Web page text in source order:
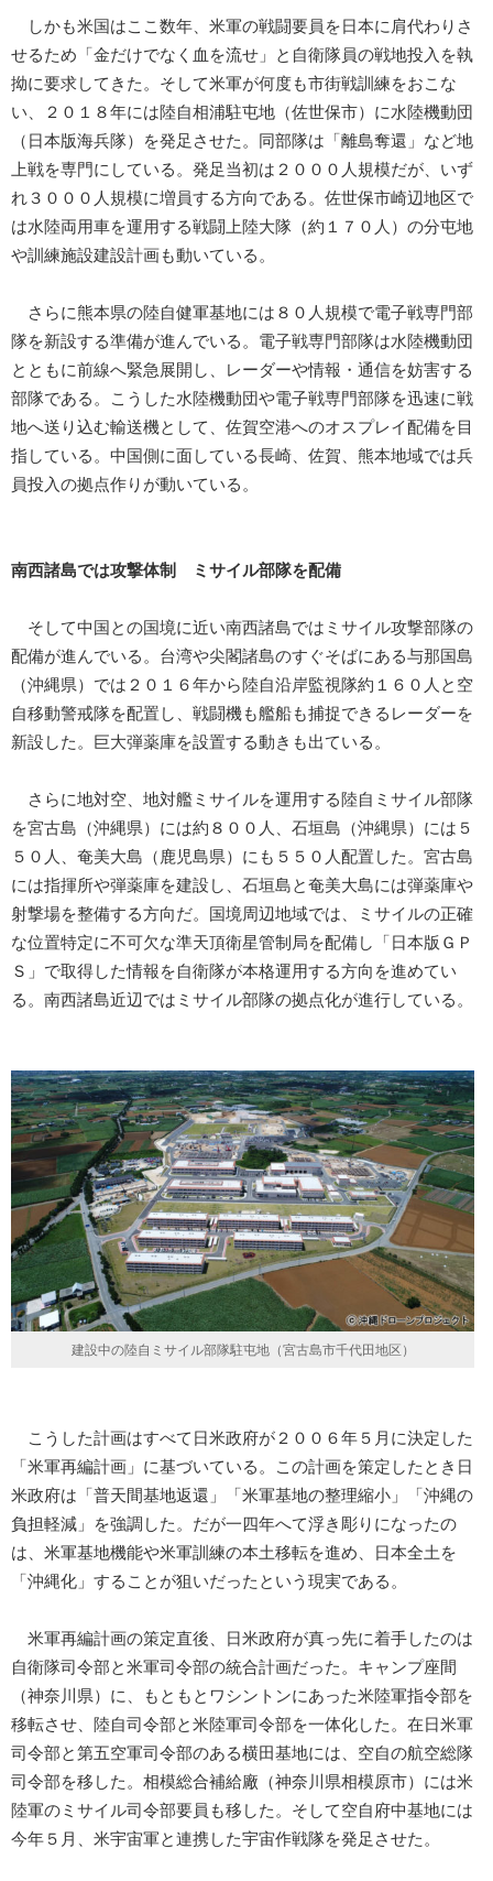
しかも米国はここ数年、米軍の戦闘要員を日本に肩代わりさ
せるため「金だけでなく血を流せ」と自衛隊員の戦地投入を執
拗に要求してきた。そして米軍が何度も市街戦訓練をおこな
い、２０１８年には陸自相浦駐屯地（佐世保市）に水陸機動団
（日本版海兵隊）を発足させた。同部隊は「離島奪還」など地
上戦を専門にしている。発足当初は２０００人規模だが、いず
れ３０００人規模に増員する方向である。佐世保市崎辺地区で
は水陸両用車を運用する戦闘上陸大隊（約１７０人）の分屯地
や訓練施設建設計画も動いている。
さらに熊本県の陸自健軍基地には８０人規模で電子戦専門部
隊を新設する準備が進んでいる。電子戦専門部隊は水陸機動団
とともに前線へ緊急展開し、レーダーや情報・通信を妨害する
部隊である。こうした水陸機動団や電子戦専門部隊を迅速に戦
地へ送り込む輸送機として、佐賀空港へのオスプレイ配備を目
指している。中国側に面している長崎、佐賀、熊本地域では兵
員投入の拠点作りが動いている。
南西諸島では攻撃体制 ミサイル部隊を配備
そして中国との国境に近い南西諸島ではミサイル攻撃部隊の
配備が進んでいる。台湾や尖閣諸島のすぐそばにある与那国島
（沖縄県）では２０１６年から陸自沿岸監視隊約１６０人と空
自移動警戒隊を配置し、戦闘機も艦船も捕捉できるレーダーを
新設した。巨大弾薬庫を設置する動きも出ている。
さらに地対空、地対艦ミサイルを運用する陸自ミサイル部隊
を宮古島（沖縄県）には約８００人、石垣島（沖縄県）には５
５０人、奄美大島（鹿児島県）にも５５０人配置した。宮古島
には指揮所や弾薬庫を建設し、石垣島と奄美大島には弾薬庫や
射撃場を整備する方向だ。国境周辺地域では、ミサイルの正確
な位置特定に不可欠な準天頂衛星管制局を配備し「日本版ＧＰ
Ｓ」で取得した情報を自衛隊が本格運用する方向を進めてい
る。南西諸島近辺ではミサイル部隊の拠点化が進行している。
建設中の陸自ミサイル部隊駐屯地（宮古島市千代田地区）
こうした計画はすべて日米政府が２００６年５月に決定した
「米軍再編計画」に基づいている。この計画を策定したとき日
米政府は「普天間基地返還」「米軍基地の整理縮小」「沖縄の
負担軽減」を強調した。だが一四年へて浮き彫りになったの
は、米軍基地機能や米軍訓練の本土移転を進め、日本全土を
「沖縄化」することが狙いだったという現実である。
米軍再編計画の策定直後、日米政府が真っ先に着手したのは
自衛隊司令部と米軍司令部の統合計画だった。キャンプ座間
（神奈川県）に、もともとワシントンにあった米陸軍指令部を
移転させ、陸自司令部と米陸軍司令部を一体化した。在日米軍
司令部と第五空軍司令部のある横田基地には、空自の航空総隊
司令部を移した。相模総合補給廠（神奈川県相模原市）には米
陸軍のミサイル司令部要員も移した。そして空自府中基地には
今年５月、米宇宙軍と連携した宇宙作戦隊を発足させた。